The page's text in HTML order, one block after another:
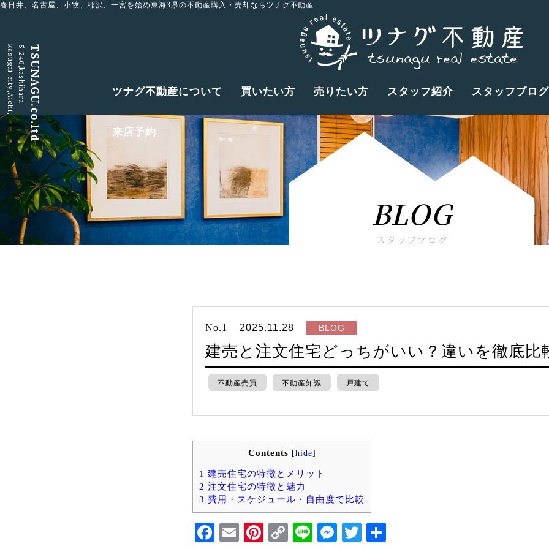
春日井、名古屋、小牧、稲沢、一宮を始め東海3県の不動産購入・売却ならツナグ不動産
ツナグ不動産について 買いたい方 売りたい方 スタッフ紹介 スタッフブログ
来店予約
TSUNAGU.co.ltd
5-240,kashihara
kasugai-city,Aichi,
BLOG
スタッフブログ
No.1 2025.11.28 BLOG
建売と注文住宅どっちがいい？違いを徹底比
不動産売買 不動産知識 戸建て
Contents [hide]
1 建売住宅の特徴とメリット
2 注文住宅の特徴と魅力
3 費用・スケジュール・自由度で比較
Facebook
EmailPinterest
CopyLineMessenger
Twitter